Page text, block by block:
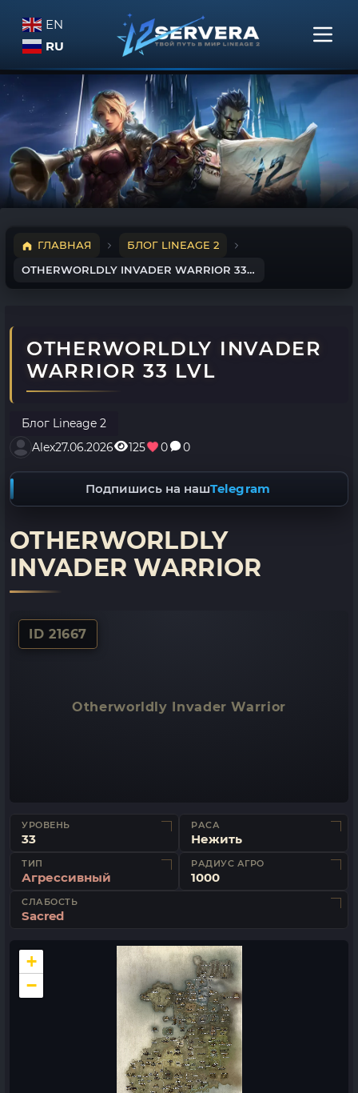
EN
RU
ГЛАВНАЯ
БЛОГ LINEAGE 2
OTHERWORLDLY INVADER WARRIOR 33 LVL
OTHERWORLDLY INVADER
WARRIOR 33 LVL
Блог Lineage 2
Alex27.06.2026 125 0 0
Подпишись на нашTelegram
OTHERWORLDLY
INVADER WARRIOR
ID 21667
Otherworldly Invader Warrior
УРОВЕНЬ
33
РАСА
Нежить
ТИП
Агрессивный
РАДИУС АГРО
1000
СЛАБОСТЬ
Sacred
+
−